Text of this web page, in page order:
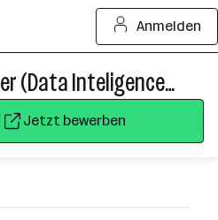
Anmelden
Data/Python Engineer (Data Inteligence Development) (m/w/d)
Jetzt bewerben